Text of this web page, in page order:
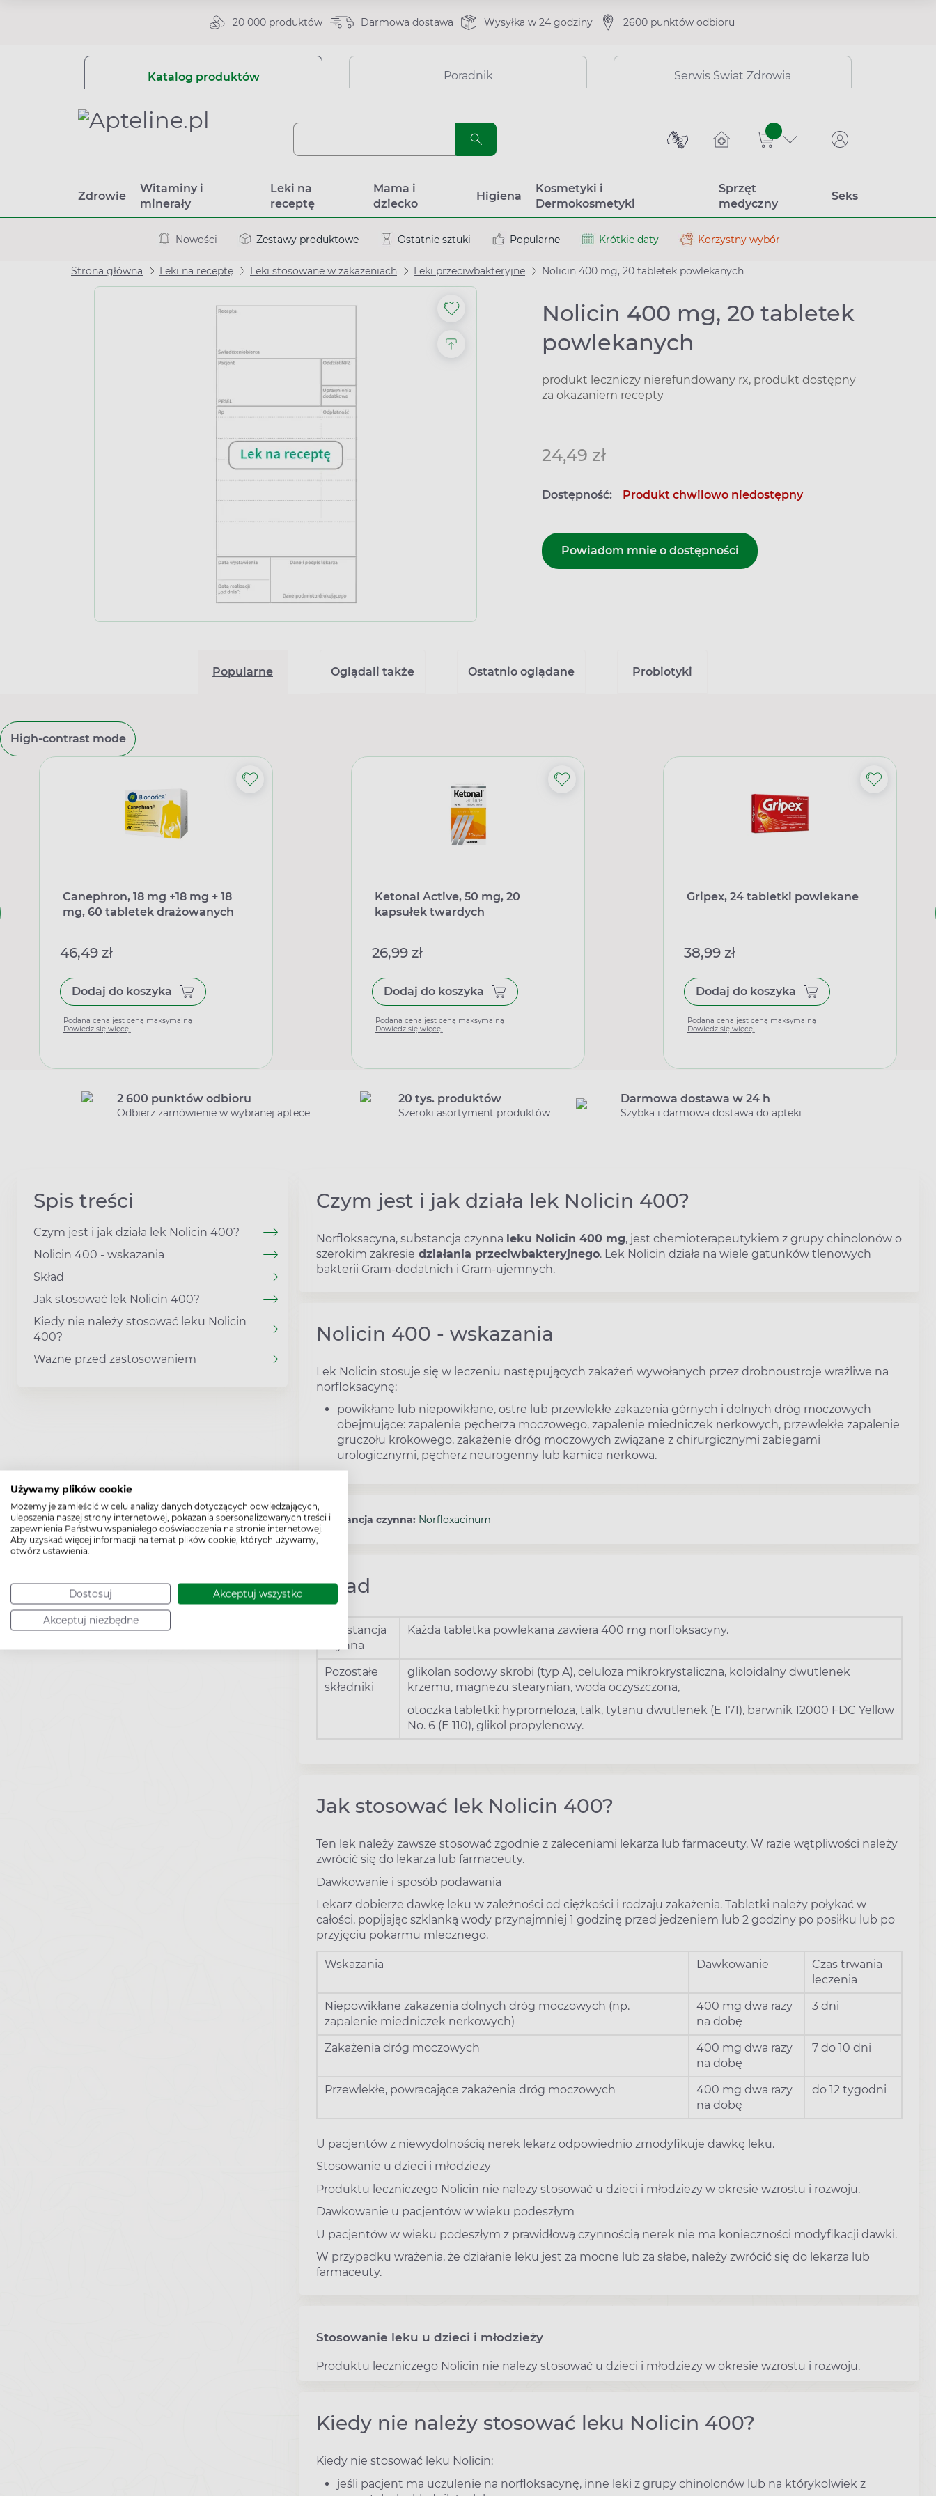
Używamy plików cookie
Możemy je zamieścić w celu analizy danych dotyczących odwiedzających,
ulepszenia naszej strony internetowej, pokazania spersonalizowanych treści i
zapewnienia Państwu wspaniałego doświadczenia na stronie internetowej.
Aby uzyskać więcej informacji na temat plików cookie, których używamy,
otwórz ustawienia.
Dostosuj Akceptuj wszystko
Akceptuj niezbędne
20 000 produktów Darmowa dostawa Wysyłka w 24 godziny 2600 punktów odbioru
Katalog produktów Poradnik Serwis Świat Zdrowia
sztuk
Zdrowie
Witaminy i
minerały
Leki na
receptę
Mama i
dziecko
Higiena
Kosmetyki i
Dermokosmetyki
Sprzęt
medyczny
Seks
Nowości Zestawy produktowe Ostatnie sztuki Popularne Krótkie daty Korzystny wybór
Strona główna Leki na receptę Leki stosowane w zakażeniach Leki przeciwbakteryjne Nolicin 400 mg, 20 tabletek powlekanych
Nolicin 400 mg, 20 tabletek
powlekanych
produkt leczniczy nierefundowany rx, produkt dostępny
za okazaniem recepty
24,49 zł
Dostępność: Produkt chwilowo niedostępny
Powiadom mnie o dostępności
Popularne Oglądali także Ostatnio oglądane Probiotyki
High-contrast mode
Canephron, 18 mg +18 mg + 18
mg, 60 tabletek drażowanych
46,49 zł
Dodaj do koszyka
Podana cena jest ceną maksymalną
Dowiedz się więcej
Ketonal Active, 50 mg, 20
kapsułek twardych
26,99 zł
Dodaj do koszyka
Podana cena jest ceną maksymalną
Dowiedz się więcej
Gripex, 24 tabletki powlekane
38,99 zł
Dodaj do koszyka
Podana cena jest ceną maksymalną
Dowiedz się więcej
2 600 punktów odbioru
Odbierz zamówienie w wybranej aptece
20 tys. produktów
Szeroki asortyment produktów
Darmowa dostawa w 24 h
Szybka i darmowa dostawa do apteki
Spis treści
Czym jest i jak działa lek Nolicin 400?
Nolicin 400 - wskazania
Skład
Jak stosować lek Nolicin 400?
Kiedy nie należy stosować leku Nolicin
400?
Ważne przed zastosowaniem
Czym jest i jak działa lek Nolicin 400?
Norfloksacyna, substancja czynna leku Nolicin 400 mg, jest chemioterapeutykiem z grupy chinolonów o
szerokim zakresie działania przeciwbakteryjnego. Lek Nolicin działa na wiele gatunków tlenowych
bakterii Gram-dodatnich i Gram-ujemnych.
Nolicin 400 - wskazania
Lek Nolicin stosuje się w leczeniu następujących zakażeń wywołanych przez drobnoustroje wrażliwe na
norfloksacynę:
powikłane lub niepowikłane, ostre lub przewlekłe zakażenia górnych i dolnych dróg moczowych
obejmujące: zapalenie pęcherza moczowego, zapalenie miedniczek nerkowych, przewlekłe zapalenie
gruczołu krokowego, zakażenie dróg moczowych związane z chirurgicznymi zabiegami
urologicznymi, pęcherz neurogenny lub kamica nerkowa.
Substancja czynna: Norfloxacinum
Skład
Substancja
czynna
Każda tabletka powlekana zawiera 400 mg norfloksacyny.
Pozostałe
składniki
glikolan sodowy skrobi (typ A), celuloza mikrokrystaliczna, koloidalny dwutlenek
krzemu, magnezu stearynian, woda oczyszczona,
otoczka tabletki: hypromeloza, talk, tytanu dwutlenek (E 171), barwnik 12000 FDC Yellow
No. 6 (E 110), glikol propylenowy.
Jak stosować lek Nolicin 400?
Ten lek należy zawsze stosować zgodnie z zaleceniami lekarza lub farmaceuty. W razie wątpliwości należy
zwrócić się do lekarza lub farmaceuty.
Dawkowanie i sposób podawania
Lekarz dobierze dawkę leku w zależności od ciężkości i rodzaju zakażenia. Tabletki należy połykać w
całości, popijając szklanką wody przynajmniej 1 godzinę przed jedzeniem lub 2 godziny po posiłku lub po
przyjęciu pokarmu mlecznego.
Wskazania Dawkowanie
Czas trwania
leczenia
Niepowikłane zakażenia dolnych dróg moczowych (np.
zapalenie miedniczek nerkowych)
400 mg dwa razy
na dobę
3 dni
Zakażenia dróg moczowych
400 mg dwa razy
na dobę
7 do 10 dni
Przewlekłe, powracające zakażenia dróg moczowych
400 mg dwa razy
na dobę
do 12 tygodni
U pacjentów z niewydolnością nerek lekarz odpowiednio zmodyfikuje dawkę leku.
Stosowanie u dzieci i młodzieży
Produktu leczniczego Nolicin nie należy stosować u dzieci i młodzieży w okresie wzrostu i rozwoju.
Dawkowanie u pacjentów w wieku podeszłym
U pacjentów w wieku podeszłym z prawidłową czynnością nerek nie ma konieczności modyfikacji dawki.
W przypadku wrażenia, że działanie leku jest za mocne lub za słabe, należy zwrócić się do lekarza lub
farmaceuty.
Stosowanie leku u dzieci i młodzieży
Produktu leczniczego Nolicin nie należy stosować u dzieci i młodzieży w okresie wzrostu i rozwoju.
Kiedy nie należy stosować leku Nolicin 400?
Kiedy nie stosować leku Nolicin:
jeśli pacjent ma uczulenie na norfloksacynę, inne leki z grupy chinolonów lub na którykolwiek z